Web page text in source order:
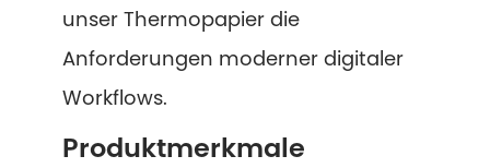
unser Thermopapier die
Anforderungen moderner digitaler
Workflows.
Produktmerkmale